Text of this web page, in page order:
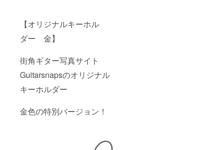
【オリジナルキーホル
ダー 金】
街角ギター写真サイト
Guitarsnapsのオリジナル
キーホルダー
金色の特別バージョン！